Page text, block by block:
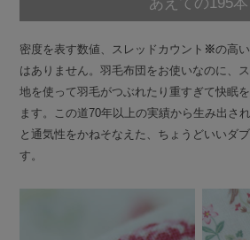
密度を表す数値、スレッドカウント ※の高
はありません。羽毛布団をお使いなのに、
地を使って羽毛がつぶれたり重すぎて快眠
ます。この道70年以上の実績から生み出さ
と通気性をかねそなえた、ちょうどいいダ
す。